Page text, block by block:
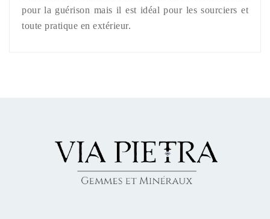
pour la guérison mais il est idéal pour les sourciers et
toute pratique en extérieur.